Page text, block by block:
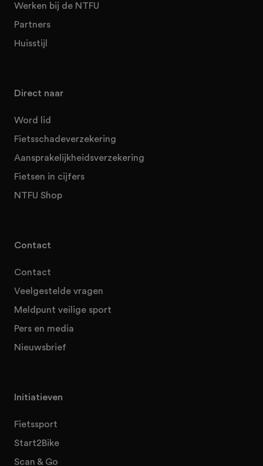
Werken bij de NTFU
Partners
Huisstijl
Direct naar
Word lid
Fietsschadeverzekering
Aansprakelijkheidsverzekering
Fietsen in cijfers
NTFU Shop
Contact
Contact
Veelgestelde vragen
Meldpunt veilige sport
Pers en media
Nieuwsbrief
Initiatieven
Fietssport
Start2Bike
Scan & Go